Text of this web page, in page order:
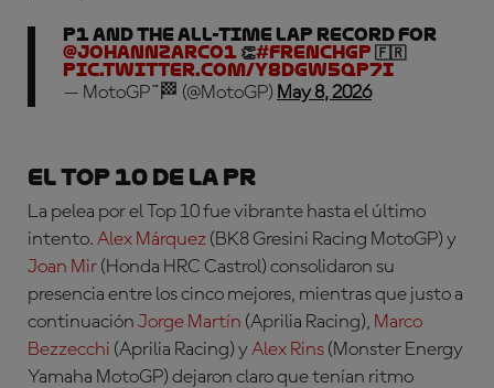
P1 and the ALL-TIME LAP RECORD for
@johannzarco1 👏#FrenchGP 🇫🇷
pic.twitter.com/y8dgW5qP7I
— MotoGP™🏁 (@MotoGP) May 8, 2026
El Top 10 de la PR
La pelea por el Top 10 fue vibrante hasta el último
intento. Alex Márquez (BK8 Gresini Racing MotoGP) y
Joan Mir (Honda HRC Castrol) consolidaron su
presencia entre los cinco mejores, mientras que justo a
continuación Jorge Martín (Aprilia Racing), Marco
Bezzecchi (Aprilia Racing) yAlex Rins (Monster Energy
Yamaha MotoGP) dejaron claro que tenían ritmo